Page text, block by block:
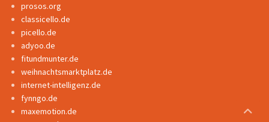
prosos.org
classicello.de
picello.de
adyoo.de
fitundmunter.de
weihnachtsmarktplatz.de
internet-intelligenz.de
fynngo.de
maxemotion.de